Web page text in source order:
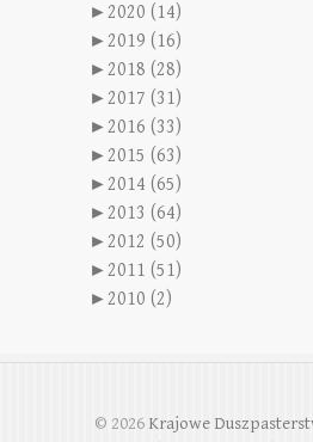
►2020 (14)
►2019 (16)
►2018 (28)
►2017 (31)
►2016 (33)
►2015 (63)
►2014 (65)
►2013 (64)
►2012 (50)
►2011 (51)
►2010 (2)
© 2026 Krajowe